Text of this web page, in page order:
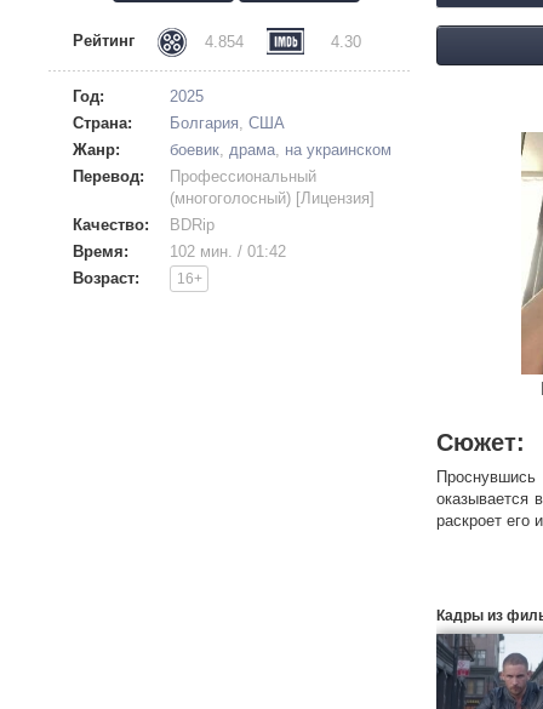
Рейтинг 4.854 4.30
Год:
2025
Страна:
Болгария, США
Жанр:
боевик, драма, на украинском
Перевод:
Профессиональный
(многоголосный) [Лицензия]
Качество:
BDRip
Время:
102 мин. / 01:42
Возраст:
16+
Сюжет:
оказывается
раскроет его
Кадры из